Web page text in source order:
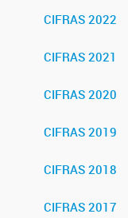
CIFRAS 2022
CIFRAS 2021
CIFRAS 2020
CIFRAS 2019
CIFRAS 2018
CIFRAS 2017